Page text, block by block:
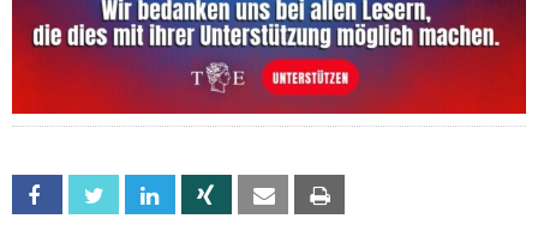
Facebook Twitter Linkedin Xing Email